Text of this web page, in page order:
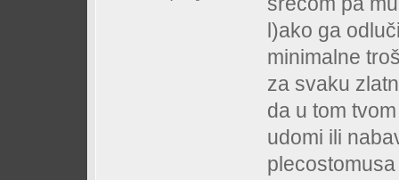
l)ako ga
minimalne
za svaku
da u tom
udomi ili